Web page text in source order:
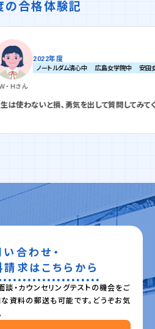
の合格体験記
度
ルダム清心中 広島女学院中 安田女子中
、勇気を出して質問してみてください
合わせ・
求はこちらから
・カウンセリングテストの機会をご
資料の郵送も可能です。どうぞお気